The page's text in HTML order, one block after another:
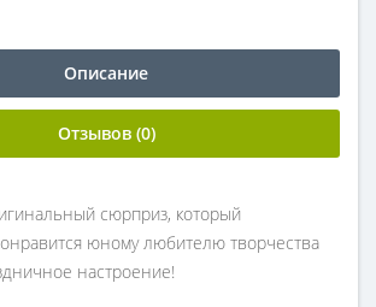
Описание
Отзывов (0)
сюрприз, который
юному любителю творчества
настроение!